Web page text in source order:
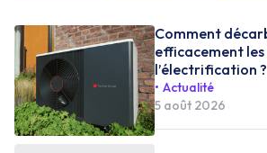
Comment
efficacement
l’électrification ?
Actualité
5 août 2026